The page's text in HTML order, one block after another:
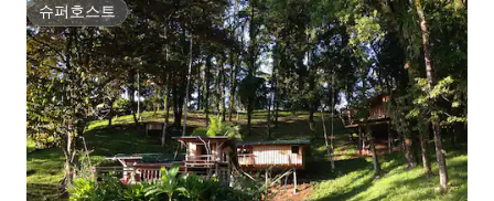
슈퍼호스트
슈퍼호스트